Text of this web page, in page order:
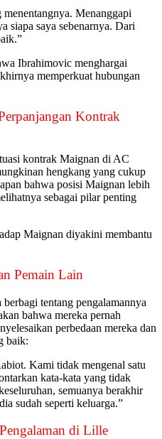
Menanggapi
siapa saya sebenarnya. Dari
Ibrahimovic menghargai
memperkuat hubungan
Kontrak
kontrak Maignan di AC
hengkang yang cukup
bahwa posisi Maignan lebih
sebagai pilar penting
Maignan diyakini membantu
Pemain Lain
tentang pengalamannya
bahwa mereka pernah
perbedaan mereka dan
baik:
Kami tidak mengenal satu
kata-kata yang tidak
semuanya berakhir
sudah seperti keluarga.”
di Lille